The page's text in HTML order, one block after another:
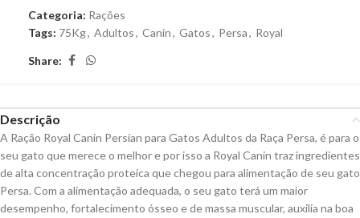
Categoria: Rações
Tags: 75Kg, Adultos, Canin, Gatos, Persa, Royal
Share:
Descrição
A Ração Royal Canin Persian para Gatos Adultos da Raça Persa, é para o
seu gato que merece o melhor e por isso a Royal Canin traz ingredientes
de alta concentração proteica que chegou para alimentação de seu gato
Persa. Com a alimentação adequada, o seu gato terá um maior
desempenho, fortalecimento ósseo e de massa muscular, auxilia na boa